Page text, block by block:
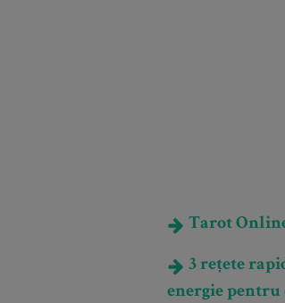
Tarot
3 rețete
energie pentru